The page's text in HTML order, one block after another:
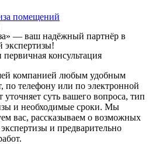
помещений
— ваш надёжный партнёр в
экспертизы!
консультация
компанией любым удобным
по телефону или по электронной
суть вашего вопроса, тип
и необходимые сроки. Мы
вас, рассказываем о возможных
и предварительно